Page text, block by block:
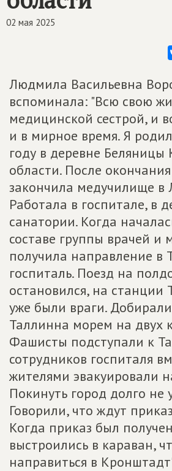
02 мая 2025
Людмила Васильевна
вспоминала: "Всю свою
медицинской сестрой, и
и в мирное время. Я
году в деревне Беляницы
области. После
закончила медучилище в
Работала в госпитале, в
санатории. Когда
составе группы врачей и
получила направление в
госпиталь. Поезд на
остановился, на станции
уже были враги.
Таллинна морем на двух
Фашисты подступали к
сотрудников госпиталя
жителями эвакуировали
Покинуть город долго не
Говорили, что ждут
Когда приказ был
выстроились в караван,
направиться в